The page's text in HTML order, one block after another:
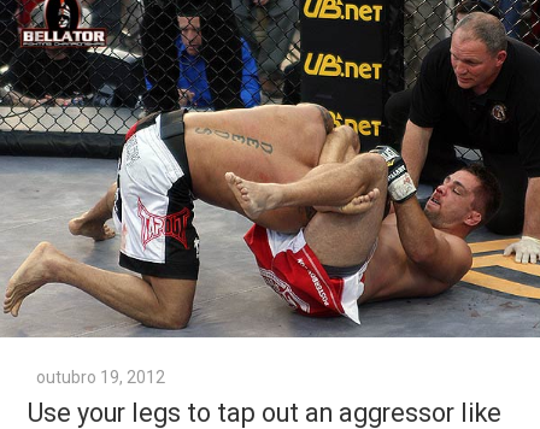
outubro 19, 2012
Use your legs to tap out an aggressor like